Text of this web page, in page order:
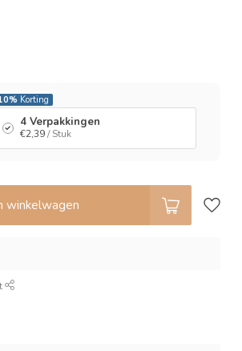
Korting
4 Verpakkingen
€2,39 / Stuk
winkelwagen